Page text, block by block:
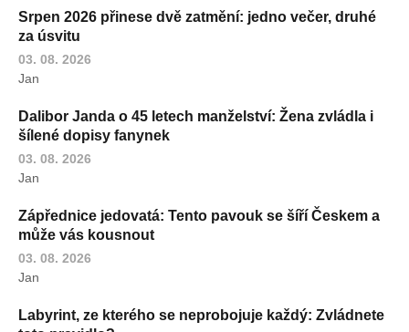
Srpen 2026 přinese dvě zatmění: jedno večer, druhé
za úsvitu
03. 08. 2026
Jan
Dalibor Janda o 45 letech manželství: Žena zvládla i
šílené dopisy fanynek
03. 08. 2026
Jan
Zápřednice jedovatá: Tento pavouk se šíří Českem a
může vás kousnout
03. 08. 2026
Jan
Labyrint, ze kterého se neprobojuje každý: Zvládnete